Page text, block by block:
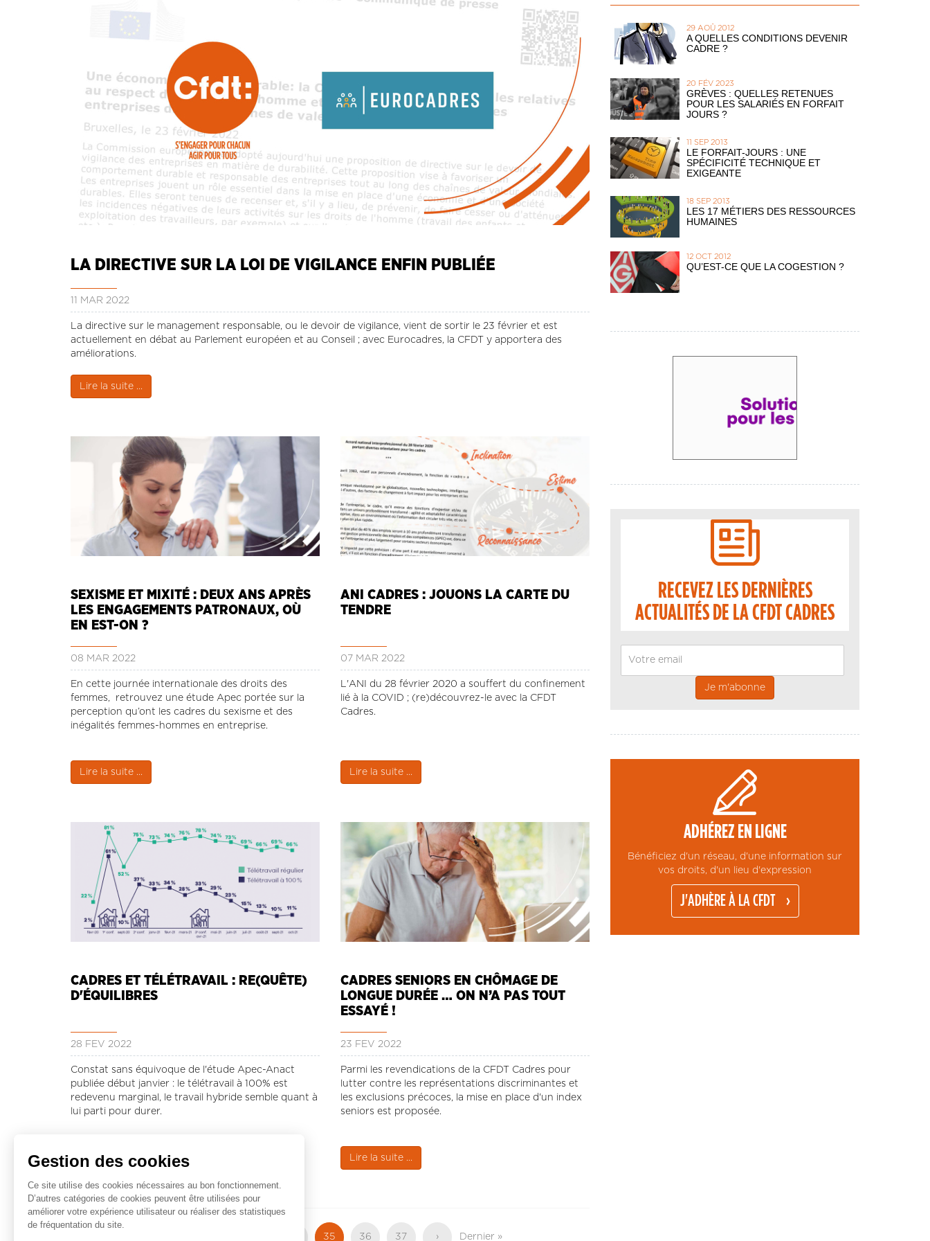
LA DIRECTIVE SUR LA LOI DE VIGILANCE ENFIN PUBLIÉE
11 MAR 2022
La directive sur le management responsable, ou le devoir de vigilance, vient de sortir le 23 février et est
actuellement en débat au Parlement européen et au Conseil ; avec Eurocadres, la CFDT y apportera des
améliorations.
Lire la suite ...
SEXISME ET MIXITÉ : DEUX ANS APRÈS
LES ENGAGEMENTS PATRONAUX, OÙ
EN EST-ON ?
08 MAR 2022
En cette journée internationale des droits des
femmes, retrouvez une étude Apec portée sur la
perception qu’ont les cadres du sexisme et des
inégalités femmes-hommes en entreprise.
Lire la suite ...
ANI CADRES : JOUONS LA CARTE DU
TENDRE
07 MAR 2022
L'ANI du 28 février 2020 a souffert du confinement
lié à la COVID ; (re)découvrez-le avec la CFDT
Cadres.
Lire la suite ...
CADRES ET TÉLÉTRAVAIL : RE(QUÊTE)
D'ÉQUILIBRES
28 FÉV 2022
Constat sans équivoque de l'étude Apec-Anact
publiée début janvier : le télétravail à 100% est
redevenu marginal, le travail hybride semble quant à
lui parti pour durer.
Lire la suite ...
CADRES SENIORS EN CHÔMAGE DE
LONGUE DURÉE … ON N’A PAS TOUT
ESSAYÉ !
23 FÉV 2022
Parmi les revendications de la CFDT Cadres pour
lutter contre les représentations discriminantes et
les exclusions précoces, la mise en place d'un index
seniors est proposée.
Lire la suite ...
Pagination
Page
35 Page
36 Page
37 Page
› Dernière
Dernier »
29 AOÛ 2012
A QUELLES CONDITIONS DEVENIR
CADRE ?
20 FÉV 2023
GRÈVES : QUELLES RETENUES
POUR LES SALARIÉS EN FORFAIT
JOURS ?
11 SEP 2013
LE FORFAIT-JOURS : UNE
SPÉCIFICITÉ TECHNIQUE ET
EXIGEANTE
18 SEP 2013
LES 17 MÉTIERS DES RESSOURCES
HUMAINES
12 OCT 2012
QU’EST-CE QUE LA COGESTION ?
RECEVEZ LES DERNIÈRES
ACTUALITÉS DE LA CFDT CADRES
ADHÉREZ EN LIGNE
Bénéficiez d'un réseau, d'une information sur
vos droits, d'un lieu d'expression
J'ADHÈRE À LA CFDT
Gestion des cookies
Ce site utilise des cookies nécessaires au bon fonctionnement.
D’autres catégories de cookies peuvent être utilisées pour
améliorer votre expérience utilisateur ou réaliser des statistiques
de fréquentation du site.